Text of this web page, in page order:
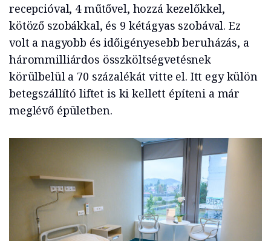
recepcióval, 4 műtővel, hozzá kezelőkkel,
kötöző szobákkal, és 9 kétágyas szobával. Ez
volt a nagyobb és időigényesebb beruházás, a
hárommilliárdos összköltségvetésnek
körülbelül a 70 százalékát vitte el. Itt egy külön
betegszállító liftet is ki kellett építeni a már
meglévő épületben.